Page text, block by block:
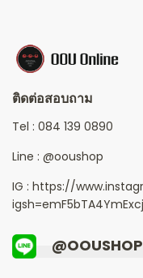
ติดต่อสอบถาม
Tel : 084 139 0890
Line : @ooushop
IG : https://
@OOUSHOP